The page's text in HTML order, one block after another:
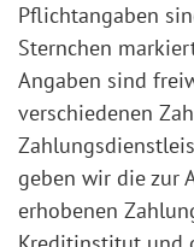
Pflichtangaben
Sternchen
Angaben sind
verschiedenen
geben wir die zur
erhobenen